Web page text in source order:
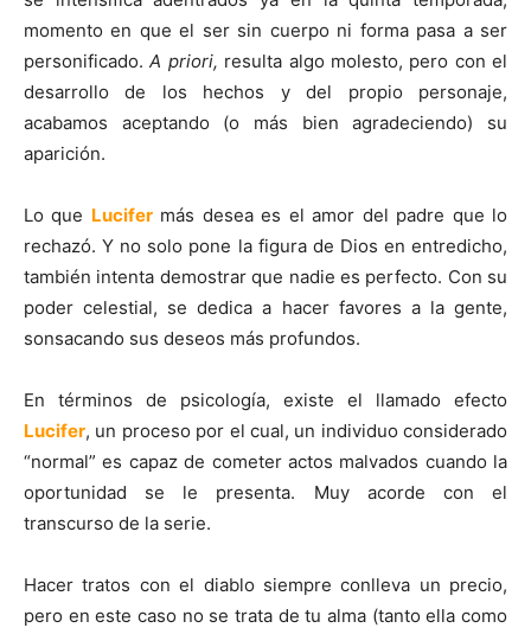
momento en que el ser sin cuerpo ni forma pasa a ser
personificado.A priori, resulta algo molesto, pero con el
desarrollo de los hechos y del propio personaje,
acabamos aceptando (o más bien agradeciendo) su
aparición.
Lo que Lucifer más desea es el amor del padre que lo
rechazó. Y no solo pone la figura de Dios en entredicho,
también intenta demostrar que nadie es perfecto. Con su
poder celestial, se dedica a hacer favores a la gente,
sonsacando sus deseos más profundos.
En términos de psicología, existe el llamado efecto
Lucifer, un proceso por el cual, un individuo considerado
“normal” es capaz de cometer actos malvados cuando la
oportunidad se le presenta. Muy acorde con el
transcurso de la serie.
Hacer tratos con el diablo siempre conlleva un precio,
pero en este caso no se trata de tu alma (tanto ella como